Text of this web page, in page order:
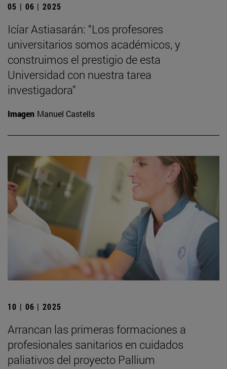
05 | 06 | 2025
Icíar Astiasarán: “Los profesores
universitarios somos académicos, y
construimos el prestigio de esta
Universidad con nuestra tarea
investigadora”
Imagen Manuel Castells
10 | 06 | 2025
Arrancan las primeras formaciones a
profesionales sanitarios en cuidados
paliativos del proyecto Pallium